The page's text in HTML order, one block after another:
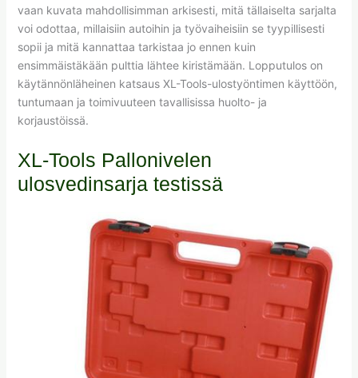
vaan kuvata mahdollisimman arkisesti, mitä tällaiselta sarjalta
voi odottaa, millaisiin autoihin ja työvaiheisiin se tyypillisesti
sopii ja mitä kannattaa tarkistaa jo ennen kuin
ensimmäistäkään pulttia lähtee kiristämään. Lopputulos on
käytännönläheinen katsaus XL-Tools-ulostyöntimen käyttöön,
tuntumaan ja toimivuuteen tavallisissa huolto- ja
korjaustöissä.
XL-Tools Pallonivelen
ulosvedinsarja testissä